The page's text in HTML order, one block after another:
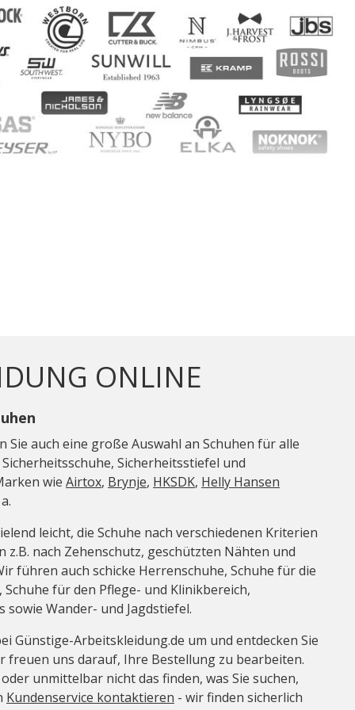
ONLINE
Sie auch eine große Auswahl an Schuhen für alle
Sicherheitsstiefel und
wie Airtox, Brynje, HKSDK, Helly Hansen
leicht, die Schuhe nach verschiedenen Kriterien
z.B. nach Zehenschutz, geschützten Nähten und
führen auch schicke Herrenschuhe, Schuhe für die
für den Pflege- und Klinikbereich,
sowie Wander- und Jagdstiefel.
Günstige-Arbeitskleidung.de um und entdecken Sie
freuen uns darauf, Ihre Bestellung zu bearbeiten.
unmittelbar nicht das finden, was Sie suchen,
Kundenservice kontaktieren - wir finden sicherlich